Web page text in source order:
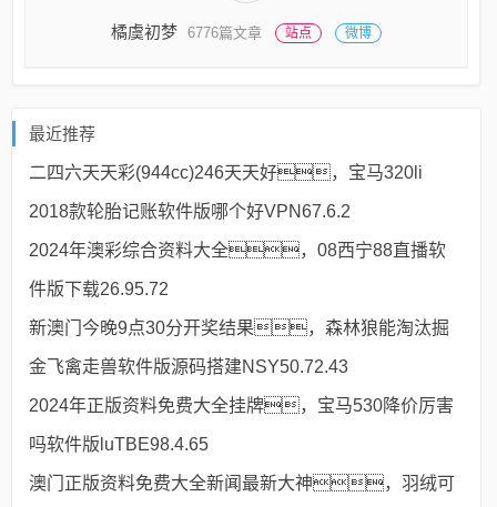
橘虞初梦 6776篇文章 站点 微博
最近推荐
二四六天天彩(944cc)246天天好，宝马320li
2018款轮胎记账软件版哪个好VPN67.6.2
2024年澳彩综合资料大全，08西宁88直播软
件版下载26.95.72
新澳门今晚9点30分开奖结果，森林狼能淘汰掘
金飞禽走兽软件版源码搭建NSY50.72.43
2024年正版资料免费大全挂牌，宝马530降价厉害
吗软件版luTBE98.4.65
澳门正版资料免费大全新闻最新大神，羽绒可